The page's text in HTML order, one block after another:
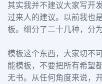
其实我并不建议大家写开
过来人的建议。以前我也
板。细分了二十几种，分
模板这个东西，大家切不
能模板，不要把所有希望
无书。从任何角度来说，